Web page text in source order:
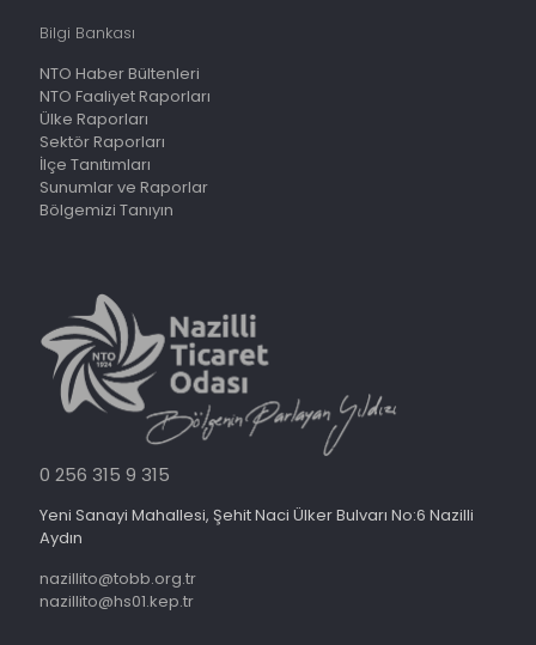
Bilgi Bankası
NTO Haber Bültenleri
NTO Faaliyet Raporları
Ülke Raporları
Sektör Raporları
İlçe Tanıtımları
Sunumlar ve Raporlar
Bölgemizi Tanıyın
0 256 315 9 315
Yeni Sanayi Mahallesi, Şehit Naci Ülker Bulvarı No:6 Nazilli
Aydın
nazillito@tobb.org.tr
nazillito@hs01.kep.tr